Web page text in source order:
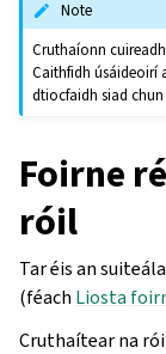
Note
Cruthaíonn
Caithfidh úsáideoirí
dtiocfaidh siad
Foirne
róil
Tar éis an
(féach Liosta
Cruthaítear na